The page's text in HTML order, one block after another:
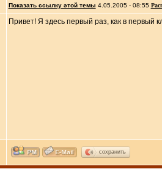
Показать ссылку этой темы 4.05.2005 - 08:55
Привет! Я здесь первый раз, как в первый
сохранить